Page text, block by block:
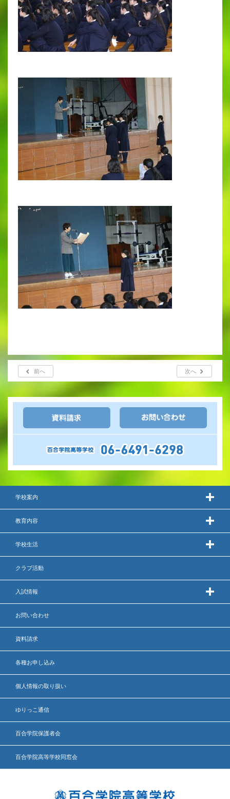
前へ 次へ
学校案内
教育内容
学校生活
クラブ活動
入試情報
お問い合わせ
資料請求
各種お申し込み
個人情報の取り扱い
ゆりっこ通信
百合学院保護者会
百合学院高等学校同窓会
行事スケジュール
制服紹介
2027年度 入試について
出願時申請書類ダウンロード
帰国子女・転編入試験募集要項
入学金・学費
入試関連よくある質問
入試イベント情報
進路実績
推薦制度